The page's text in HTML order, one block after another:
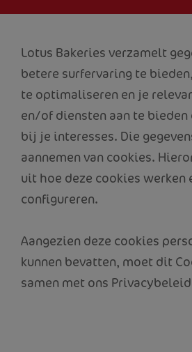
Lotus Bakeries verzamelt
betere surfervaring te
te optimaliseren en je
en/of diensten aan te
bij je interesses. Die
aannemen van cookies.
uit hoe deze cookies werken
configureren.
Aangezien deze cookies
kunnen bevatten, moet dit
samen met ons